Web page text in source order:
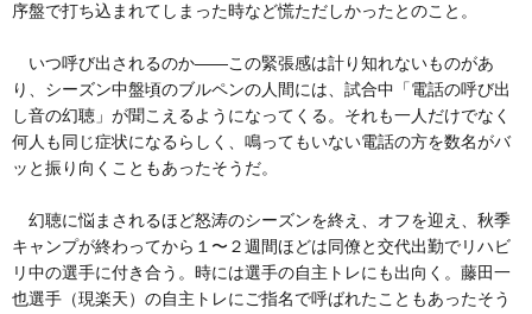
序盤で打ち込まれてしまった時など慌ただしかったとのこと。
いつ呼び出されるのか――この緊張感は計り知れないものがあ
り、シーズン中盤頃のブルペンの人間には、試合中「電話の呼び出
し音の幻聴」が聞こえるようになってくる。それも一人だけでなく
何人も同じ症状になるらしく、鳴ってもいない電話の方を数名がバ
ッと振り向くこともあったそうだ。
幻聴に悩まされるほど怒涛のシーズンを終え、オフを迎え、秋季
キャンプが終わってから１〜２週間ほどは同僚と交代出勤でリハビ
リ中の選手に付き合う。時には選手の自主トレにも出向く。藤田一
也選手（現楽天）の自主トレにご指名で呼ばれたこともあったそう